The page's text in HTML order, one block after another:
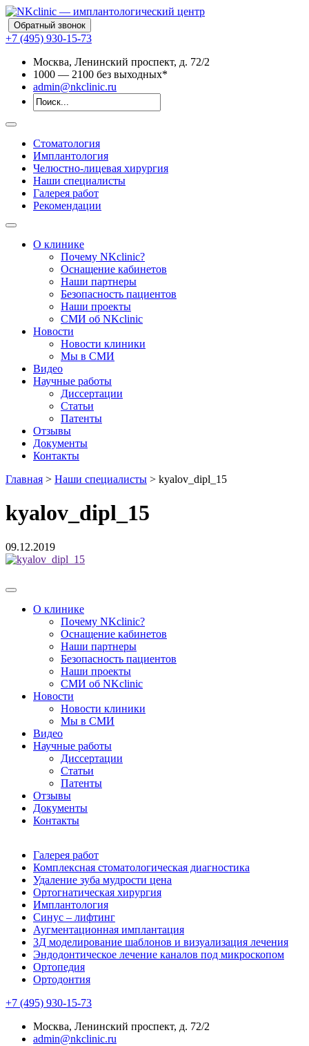
Обратный звонок
+7 (495) 930-15-73
Москва, Ленинский проспект, д. 72/2
1000 — 2100 без выходных*
admin@nkclinic.ru
Стоматология
Имплантология
Челюстно-лицевая хирургия
Наши специалисты
Галерея работ
Рекомендации
О клинике
Почему NKclinic?
Оснащение кабинетов
Наши партнеры
Безопасность пациентов
Наши проекты
СМИ об NKclinic
Новости
Новости клиники
Мы в СМИ
Видео
Научные работы
Диссертации
Статьи
Патенты
Отзывы
Документы
Контакты
Главная > Наши специалисты > kyalov_dipl_15
kyalov_dipl_15
09.12.2019
О клинике
Почему NKclinic?
Оснащение кабинетов
Наши партнеры
Безопасность пациентов
Наши проекты
СМИ об NKclinic
Новости
Новости клиники
Мы в СМИ
Видео
Научные работы
Диссертации
Статьи
Патенты
Отзывы
Документы
Контакты
Галерея работ
Комплексная стоматологическая диагностика
Удаление зуба мудрости цена
Ортогнатическая хирургия
Имплантология
Синус – лифтинг
Аугментационная имплантация
3Д моделирование шаблонов и визуализация лечения
Эндодонтическое лечение каналов под микроскопом
Ортопедия
Ортодонтия
+7 (495) 930-15-73
Москва, Ленинский проспект, д. 72/2
admin@nkclinic.ru